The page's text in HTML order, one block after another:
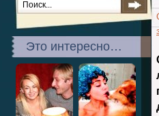
Это интересно…